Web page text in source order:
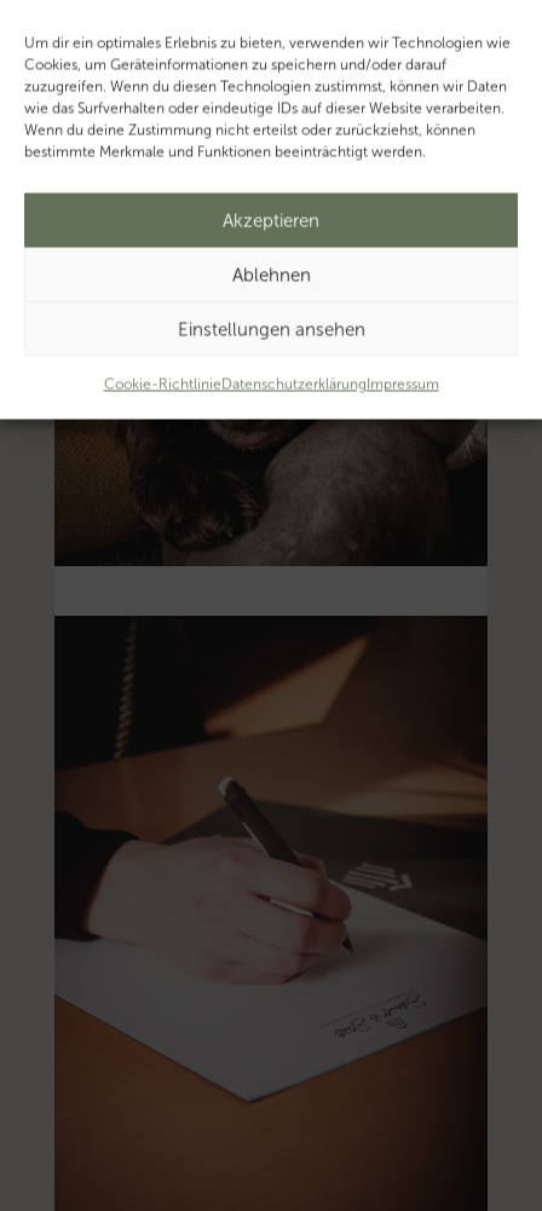
Um dir ein optimales Erlebnis zu bieten, verwenden wir Technologien wie
Cookies, um Geräteinformationen zu speichern und/oder darauf
zuzugreifen. Wenn du diesen Technologien zustimmst, können wir Daten
wie das Surfverhalten oder eindeutige IDs auf dieser Website verarbeiten.
Wenn du deine Zustimmung nicht erteilst oder zurückziehst, können
bestimmte Merkmale und Funktionen beeinträchtigt werden.
Akzeptieren
Ablehnen
Einstellungen ansehen
Cookie-RichtlinieDatenschutzerklärungImpressum